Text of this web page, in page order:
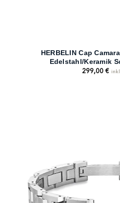
HERBELIN Cap
Edelstahl/Keramik
299,00 €